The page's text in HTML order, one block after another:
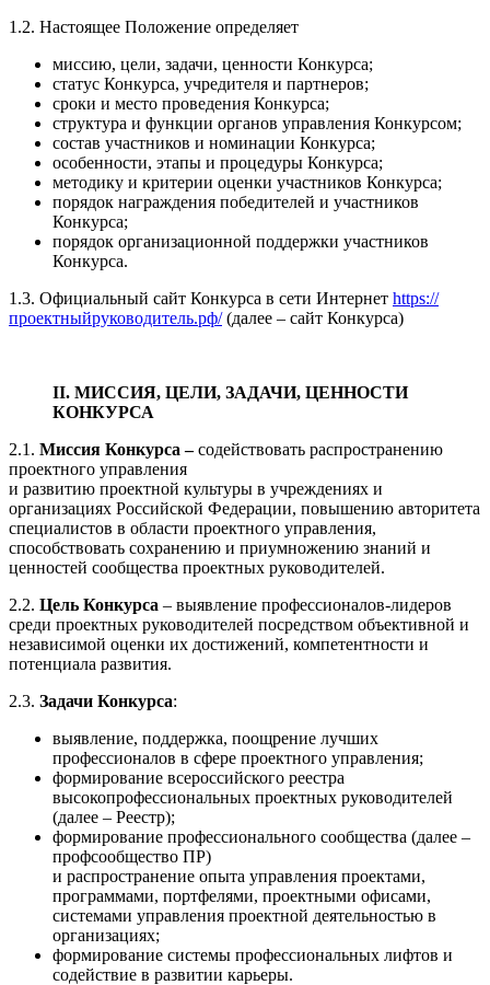
1.2. Настоящее Положение определяет
миссию, цели, задачи, ценности Конкурса;
статус Конкурса, учредителя и партнеров;
сроки и место проведения Конкурса;
структура и функции органов управления Конкурсом;
состав участников и номинации Конкурса;
особенности, этапы и процедуры Конкурса;
методику и критерии оценки участников Конкурса;
порядок награждения победителей и участников
Конкурса;
порядок организационной поддержки участников
Конкурса.
1.3. Официальный сайт Конкурса в сети Интернет https://
проектныйруководитель.рф/(далее – сайт Конкурса)
II. МИССИЯ, ЦЕЛИ, ЗАДАЧИ, ЦЕННОСТИ
КОНКУРСА
2.1. Миссия Конкурса –содействовать распространению
проектного управления
и развитию проектной культуры в учреждениях и
организациях Российской Федерации, повышению авторитета
специалистов в области проектного управления,
способствовать сохранению и приумножению знаний и
ценностей сообщества проектных руководителей.
2.2. Цель Конкурса – выявление профессионалов-лидеров
среди проектных руководителей посредством объективной и
независимой оценки их достижений, компетентности и
потенциала развития.
2.3. Задачи Конкурса:
выявление, поддержка, поощрение лучших
профессионалов в сфере проектного управления;
формирование всероссийского реестра
высокопрофессиональных проектных руководителей
(далее – Реестр);
формирование профессионального сообщества (далее –
профсообщество ПР)
и распространение опыта управления проектами,
программами, портфелями, проектными офисами,
системами управления проектной деятельностью в
организациях;
формирование системы профессиональных лифтов и
содействие в развитии карьеры.